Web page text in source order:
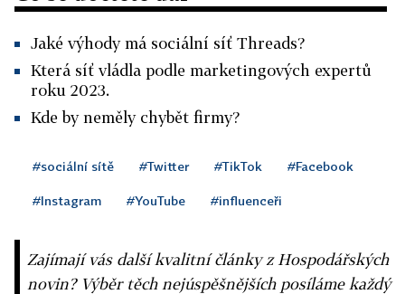
Jaké výhody má sociální síť Threads?
Která síť vládla podle marketingových expertů
roku 2023.
Kde by neměly chybět firmy?
#sociální sítě #Twitter #TikTok #Facebook
#Instagram #YouTube #influenceři
Zajímají vás další kvalitní články z Hospodářských
novin? Výběr těch nejúspěšnějších posíláme každý